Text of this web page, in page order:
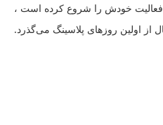
جنوب است که از سال ۱۳۹۶ فعالیت خودش را شروع کرده است ،